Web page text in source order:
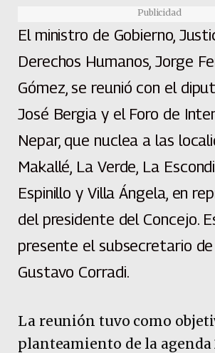
Publicidad
El ministro de Gobierno,
Derechos Humanos, Jorge
Gómez, se reunió con el
José Bergia y el Foro de
Nepar, que nuclea a las
Makallé, La Verde, La
Espinillo y Villa Ángela, en
del presidente del Concejo.
presente el subsecretario de
Gustavo Corradi.
La reunión tuvo como
planteamiento de la agenda